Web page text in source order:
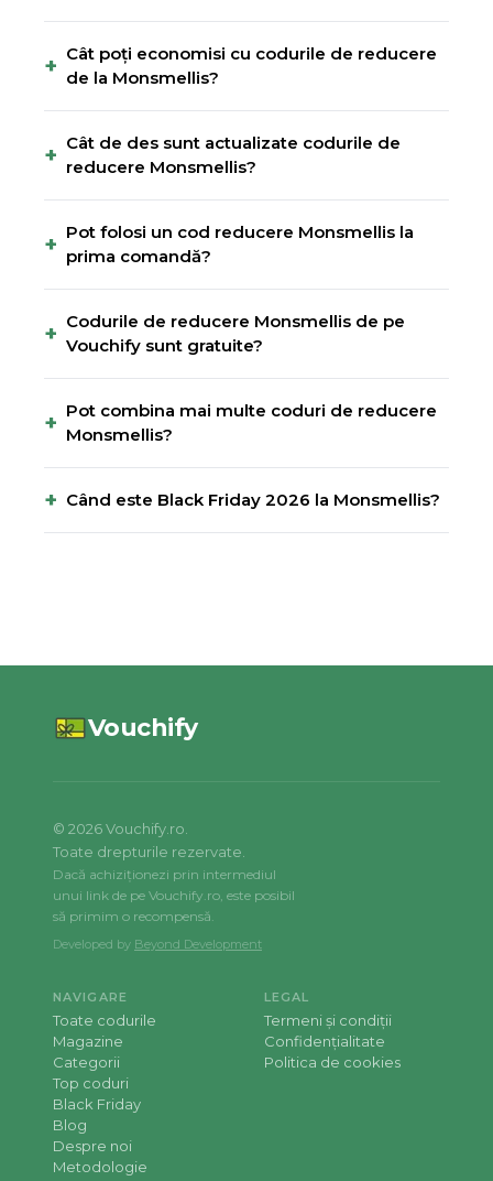
+ Cât poți economisi cu codurile de reducere
de la Monsmellis?
+ Cât de des sunt actualizate codurile de
reducere Monsmellis?
+ Pot folosi un cod reducere Monsmellis la
prima comandă?
+ Codurile de reducere Monsmellis de pe
Vouchify sunt gratuite?
+ Pot combina mai multe coduri de reducere
Monsmellis?
+ Când este Black Friday 2026 la Monsmellis?
Vouchify
© 2026Vouchify.ro.
Toate drepturile rezervate.
Dacă achiziționezi prin intermediul
unui link de pe Vouchify.ro, este posibil
să primim o recompensă.
Developed by Beyond Development
NAVIGARE
Toate codurile
Magazine
Categorii
Top coduri
Black Friday
Blog
Despre noi
Metodologie
LEGAL
Termeni și condiții
Confidențialitate
Politica de cookies